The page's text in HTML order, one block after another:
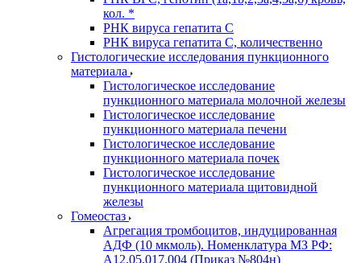
кол. *
РНК вируса гепатита C
РНК вируса гепатита C, количественно
Гистологические исследования пункционного
материала
Гистологическое исследование
пункционного материала молочной железы
Гистологическое исследование
пункционного материала печени
Гистологическое исследование
пункционного материала почек
Гистологическое исследование
пункционного материала щитовидной
железы
Гомеостаз
Агрегация тромбоцитов, индуцированная
АДФ (10 мкмоль). Номенклатура МЗ РФ:
A12.05.017.004 (Приказ №804н)